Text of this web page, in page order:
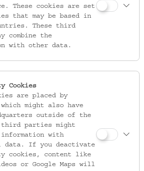
Belegsammlung zur
These cookies are set
that may be based in
These third
combine the
with other data.
Cookies
are placed by
which might also have
outside of the
third parties might
information with
data. If you deactivate
cookies, content like
or Google Maps will